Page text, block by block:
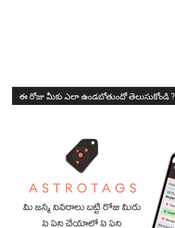
ఈ రోజు మీకు ఎలా ఉండబోతుందో తెలుసుకోండి ?